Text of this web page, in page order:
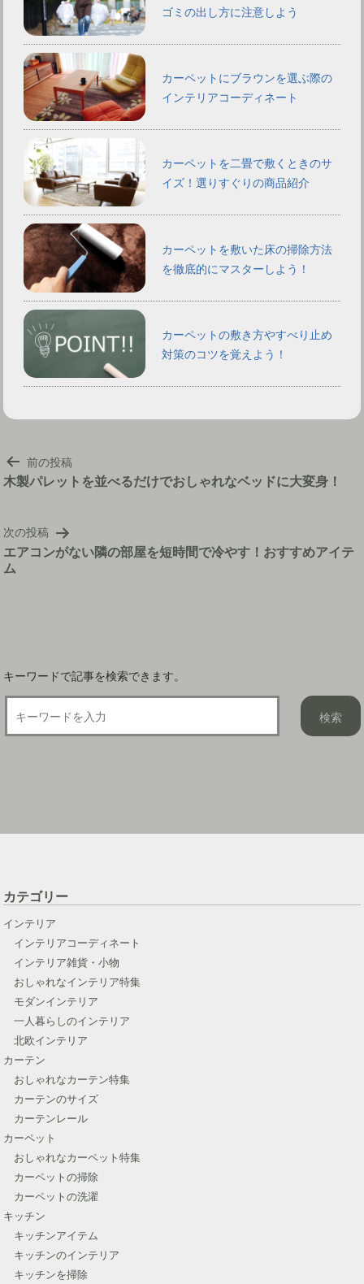
ゴミの出し方に注意しよう
カーペットにブラウンを選ぶ際の
インテリアコーディネート
カーペットを二畳で敷くときのサ
イズ！選りすぐりの商品紹介
カーペットを敷いた床の掃除方法
を徹底的にマスターしよう！
カーペットの敷き方やすべり止め
対策のコツを覚えよう！
投
稿
ゲ
ー
シ
前の投稿
木製パレットを並べるだけでおしゃれなベッドに大変身！
次の投稿
エアコンがない隣の部屋を短時間で冷やす！おすすめアイテ
ム
キーワードで記事を検索できます。
カテゴリー
インテリア
インテリアコーディネート
インテリア雑貨・小物
おしゃれなインテリア特集
モダンインテリア
一人暮らしのインテリア
北欧インテリア
カーテン
おしゃれなカーテン特集
カーテンのサイズ
カーテンレール
カーペット
おしゃれなカーペット特集
カーペットの掃除
カーペットの洗濯
キッチン
キッチンアイテム
キッチンのインテリア
キッチンを掃除